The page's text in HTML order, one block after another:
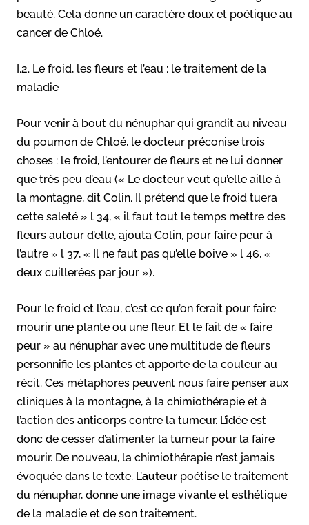
beauté. Cela donne un caractère doux et poétique au
cancer de Chloé.
I.2. Le froid, les fleurs et l’eau : le traitement de la
maladie
Pour venir à bout du nénuphar qui grandit au niveau
du poumon de Chloé, le docteur préconise trois
choses : le froid, l’entourer de fleurs et ne lui donner
que très peu d’eau (« Le docteur veut qu’elle aille à
la montagne, dit Colin. Il prétend que le froid tuera
cette saleté » l 34, « il faut tout le temps mettre des
fleurs autour d’elle, ajouta Colin, pour faire peur à
l’autre » l 37, « Il ne faut pas qu’elle boive » l 46, «
deux cuillerées par jour »).
Pour le froid et l’eau, c’est ce qu’on ferait pour faire
mourir une plante ou une fleur. Et le fait de « faire
peur » au nénuphar avec une multitude de fleurs
personnifie les plantes et apporte de la couleur au
récit. Ces métaphores peuvent nous faire penser aux
cliniques à la montagne, à la chimiothérapie et à
l’action des anticorps contre la tumeur. L’idée est
donc de cesser d’alimenter la tumeur pour la faire
mourir. De nouveau, la chimiothérapie n’est jamais
évoquée dans le texte. L’auteur poétise le traitement
du nénuphar, donne une image vivante et esthétique
de la maladie et de son traitement.